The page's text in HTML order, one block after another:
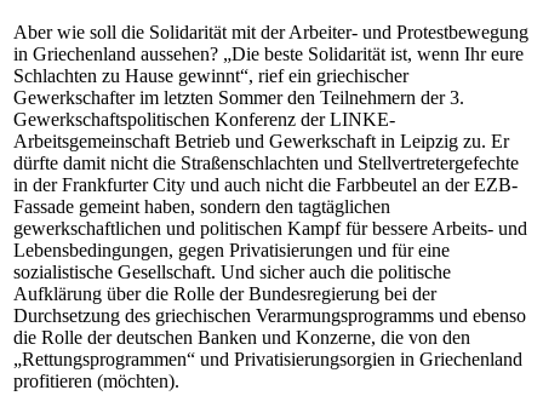
Aber wie soll die Solidarität mit der Arbeiter- und Protestbewegung
in Griechenland aussehen? „Die beste Solidarität ist, wenn Ihr eure
Schlachten zu Hause gewinnt“, rief ein griechischer
Gewerkschafter im letzten Sommer den Teilnehmern der 3.
Gewerkschaftspolitischen Konferenz der LINKE-
Arbeitsgemeinschaft Betrieb und Gewerkschaft in Leipzig zu. Er
dürfte damit nicht die Straßenschlachten und Stellvertretergefechte
in der Frankfurter City und auch nicht die Farbbeutel an der EZB-
Fassade gemeint haben, sondern den tagtäglichen
gewerkschaftlichen und politischen Kampf für bessere Arbeits- und
Lebensbedingungen, gegen Privatisierungen und für eine
sozialistische Gesellschaft. Und sicher auch die politische
Aufklärung über die Rolle der Bundesregierung bei der
Durchsetzung des griechischen Verarmungsprogramms und ebenso
die Rolle der deutschen Banken und Konzerne, die von den
„Rettungsprogrammen“ und Privatisierungsorgien in Griechenland
profitieren (möchten).